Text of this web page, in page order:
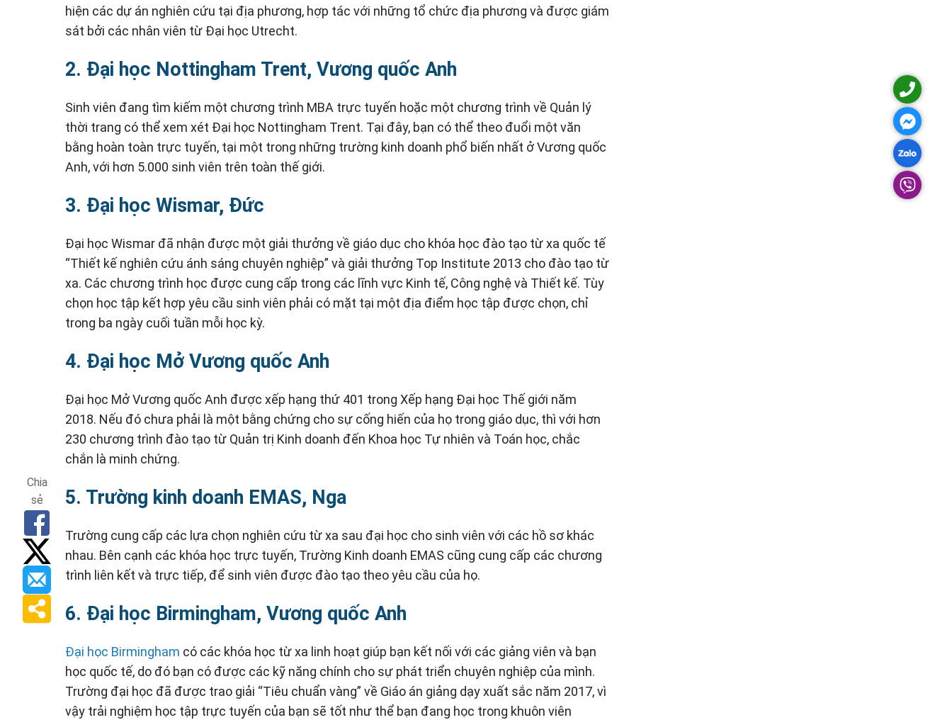
hiện các dự án nghiên cứu tại địa phương, hợp tác với những tổ chức địa phương và được giám
sát bởi các nhân viên từ Đại học Utrecht.
2. Đại học Nottingham Trent, Vương quốc Anh
Sinh viên đang tìm kiếm một chương trình MBA trực tuyến hoặc một chương trình về Quản lý
thời trang có thể xem xét Đại học Nottingham Trent. Tại đây, bạn có thể theo đuổi một văn
bằng hoàn toàn trực tuyến, tại một trong những trường kinh doanh phổ biến nhất ở Vương quốc
Anh, với hơn 5.000 sinh viên trên toàn thế giới.
3. Đại học Wismar, Đức
Đại học Wismar đã nhận được một giải thưởng về giáo dục cho khóa học đào tạo từ xa quốc tế
“Thiết kế nghiên cứu ánh sáng chuyên nghiệp” và giải thưởng Top Institute 2013 cho đào tạo từ
xa. Các chương trình học được cung cấp trong các lĩnh vực Kinh tế, Công nghệ và Thiết kế. Tùy
chọn học tập kết hợp yêu cầu sinh viên phải có mặt tại một địa điểm học tập được chọn, chỉ
trong ba ngày cuối tuần mỗi học kỳ.
4. Đại học Mở Vương quốc Anh
Đại học Mở Vương quốc Anh được xếp hạng thứ 401 trong Xếp hạng Đại học Thế giới năm
2018. Nếu đó chưa phải là một bằng chứng cho sự cống hiến của họ trong giáo dục, thì với hơn
230 chương trình đào tạo từ Quản trị Kinh doanh đến Khoa học Tự nhiên và Toán học, chắc
chắn là minh chứng.
5. Trường kinh doanh EMAS, Nga
Trường cung cấp các lựa chọn nghiên cứu từ xa sau đại học cho sinh viên với các hồ sơ khác
nhau. Bên cạnh các khóa học trực tuyến, Trường Kinh doanh EMAS cũng cung cấp các chương
trình liên kết và trực tiếp, để sinh viên được đào tạo theo yêu cầu của họ.
6. Đại học Birmingham, Vương quốc Anh
Đại học Birmingham có các khóa học từ xa linh hoạt giúp bạn kết nối với các giảng viên và bạn
học quốc tế, do đó bạn có được các kỹ năng chính cho sự phát triển chuyên nghiệp của mình.
Trường đại học đã được trao giải “Tiêu chuẩn vàng” về Giáo án giảng dạy xuất sắc năm 2017, vì
vậy trải nghiệm học tập trực tuyến của bạn sẽ tốt như thể bạn đang học trong khuôn viên
Chia
sẻ